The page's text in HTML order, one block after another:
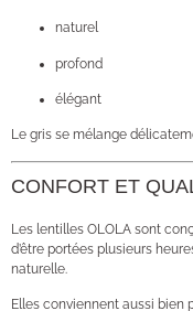
naturel
profond
élégant
Le gris se mélange
CONFORT ET
Les lentilles OLOLA sont
d’être portées plusieurs
naturelle.
Elles conviennent aussi bien